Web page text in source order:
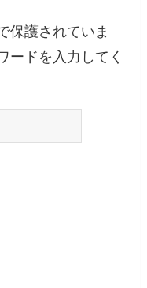
保護されていま
ードを入力してく